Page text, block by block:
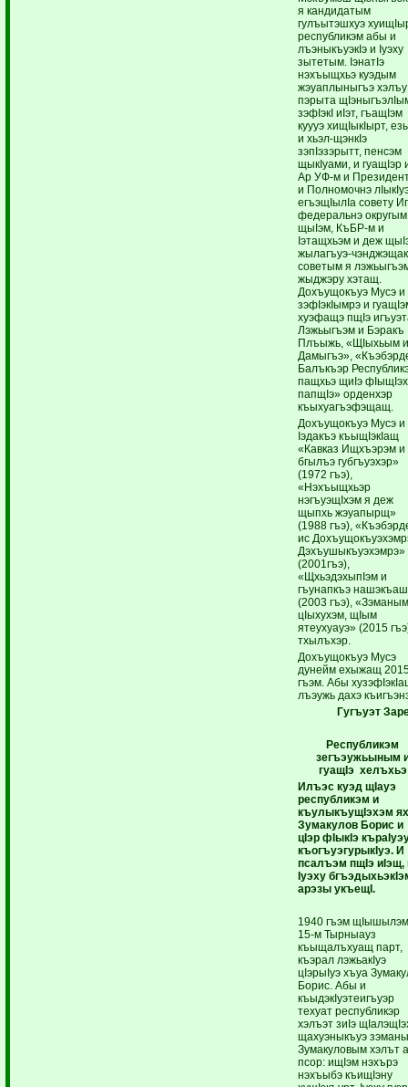
я кандидатым
гулъытэшхуэ
республикэм абы и
лъэныкъуэкIэ и Iуэху
зытетым. IэнатIэ
нэхъыщхьэ куэдым
жэуаплыныгъэ хэлъу
пэрыта
зэфIэкI иIэт, гъащIэм
куууэ хищIыкIырт,
и хьэл-щэнкIэ
зэпIэзэрытт, пенсэм
щыкIуами, и гуащIэр
Ар УФ-м и
и Полномочнэ
егъэщIылIа совету
федеральнэ округым
щыIэм, КъБР-м и
Iэтащхьэм и деж
жылагъуэ-
советым я
жыджэру хэтащ.
Дохъущокъуэ Мусэ и
зэфIэкIымрэ и
хуэфащэ пщIэ
Лэжьыгъэм и Бэракъ
Плъыжь, «ЩIыхьым
Дамыгъэ»,
Балъкъэр
пащхьэ щиIэ
папщIэ» орденхэр
къыхуагъэфэщащ.
Дохъущокъуэ Мусэ и
Iэдакъэ къыщIэкIащ
«Кавказ Ищхъэрэм и
бгылъэ губгъуэхэр»
(1972 гъэ),
«Нэхъыщхьэр
нэгъуэщIхэм я деж
щыпхь жэуапырщ»
(1988 гъэ),
ис
Дэхъушыкъуэхэмрэ»
(2001гъэ),
«ЩхьэдэхыпIэм и
гъунапкъэ
(2003 гъэ),
цIыхухэм, щIым
ятеухуауэ» (2015
тхылъхэр.
Дохъущокъуэ Мусэ
дунейм ехыжащ
гъэм. Абы
лъэужь дахэ
Гугъуэт
Республикэм
зегъэужьыным
гуащIэ хелъхьэ
Илъэс куэд щIауэ
республикэм и
къулыкъущIэхэм
Зумакулов Борис и
цIэр фIыкIэ
къогъуэгурыкIуэ. И
псалъэм пщIэ иIэщ,
Iуэху
арэзы укъещI.
1940 гъэм
15-м Тырныауз
къыщалъхуащ парт,
къэрал лэжьакIуэ
цIэрыIуэ хъуа
Борис. Абы и
къыдэкIуэтеигъуэр
техуат республикэр
хэлъэт зиIэ
щахуэныкъуэ
Зумакуловым хэлът
псор: ищIэм нэхърэ
нэхъыбэ къищIэну